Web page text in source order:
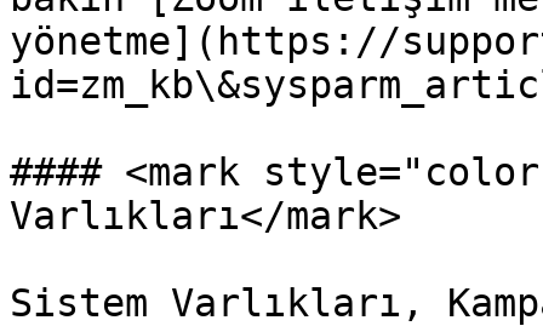
yönetme](https://
#### <mark
Varlıkları</mark>
Sistem Varlıkları,